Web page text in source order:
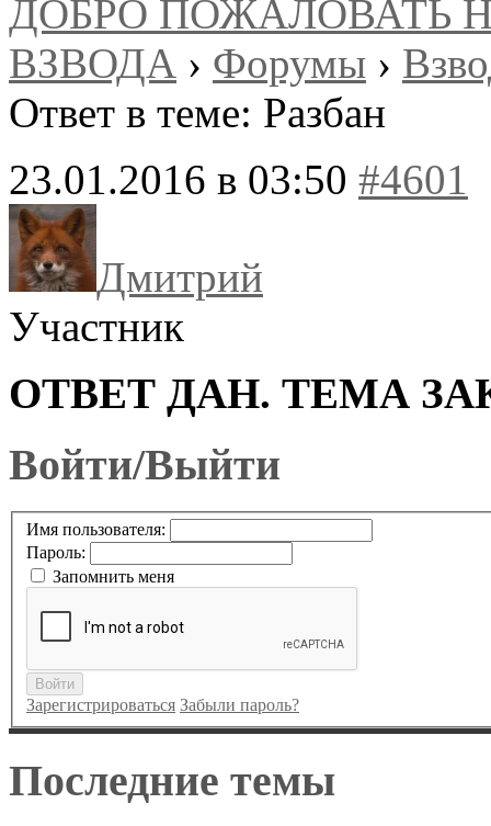
ДОБРО ПОЖАЛОВАТЬ
ВЗВОДА › Форумы ›
Ответ в теме: Разбан
23.01.2016 в 03:50 #4601
Дмитрий
Участник
ОТВЕТ ДАН. ТЕМА
Войти/Выйти
Имя пользователя:
Пароль:
Запомнить меня
Войти
Зарегистрироваться Забыли пароль?
Последние темы